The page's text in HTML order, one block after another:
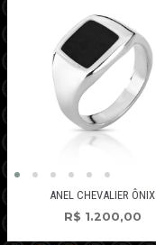
ANEL CHEVALIER ÔNIX
R$ 1.200,00